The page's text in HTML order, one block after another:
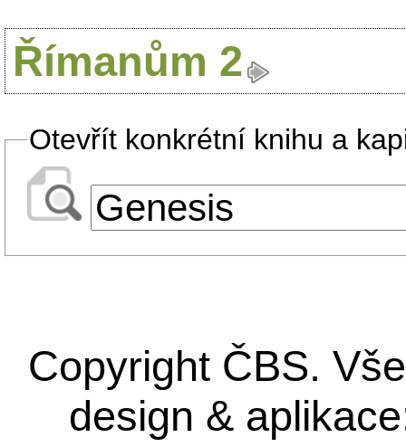
Římanům 2
Otevřít konkrétní knihu a
Copyright ČBS.
design &